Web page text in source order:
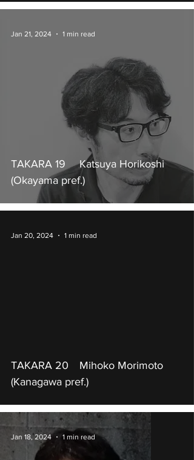
TAKARA 19 Katsuya Horikoshi
(Okayama pref.)
Jan 21, 2024 1 min read
TAKARA 20 Mihoko Morimoto
(Kanagawa pref.)
Jan 20, 2024 1 min read
Jan 18, 2024 1 min read